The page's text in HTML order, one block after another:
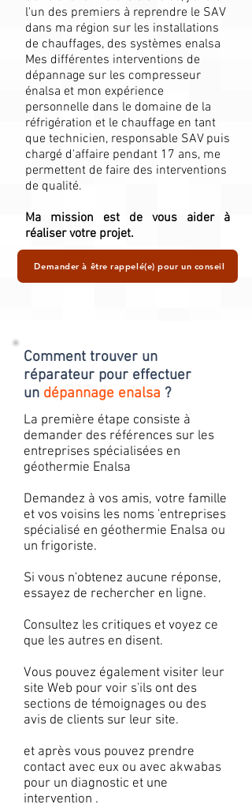
l'un des premiers à reprendre le SAV
dans ma région sur les installations
de chauffages, des systèmes enalsa
Mes différentes interventions de
dépannage sur les compresseur
énalsa et mon expérience
personnelle dans le domaine de la
réfrigération et le chauffage en tant
que technicien, responsable SAV puis
chargé d'affaire pendant 17 ans, me
permettent de faire des interventions
de qualité.
Ma mission est de vous aider à
réaliser votre projet.
Demander à être rappelé(e) pour un conseil
Comment trouver un
réparateur pour effectuer
un dépannage enalsa ?
La première étape consiste à
demander des références sur les
entreprises spécialisées en
géothermie Enalsa
Demandez à vos amis, votre famille
et vos voisins les noms 'entreprises
spécialisé en géothermie Enalsa ou
un frigoriste.
Si vous n'obtenez aucune réponse,
essayez de rechercher en ligne.
Consultez les critiques et voyez ce
que les autres en disent.
Vous pouvez également visiter leur
site Web pour voir s'ils ont des
sections de témoignages ou des
avis de clients sur leur site.
et après vous pouvez prendre
contact avec eux ou avec akwabas
pour un diagnostic et une
intervention .